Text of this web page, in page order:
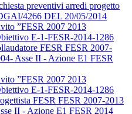
preventivi arredi progetto
4266 DEL 20/05/2014
”FESR 2007 2013
E-1-FESR-2014-1286
FESR FESR 2007-
Asse II - Azione E1 FESR
”FESR 2007 2013
E-1-FESR-2014-1286
FESR FESR 2007-2013
II - Azione E1 FESR 2014